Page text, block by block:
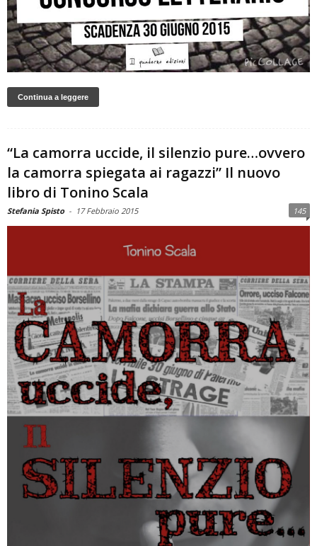
Continua a leggere
“La camorra uccide, il silenzio pure…ovvero
la camorra spiegata ai ragazzi” Il nuovo
libro di Tonino Scala
Stefania Spisto - 17 Febbraio 2015 145